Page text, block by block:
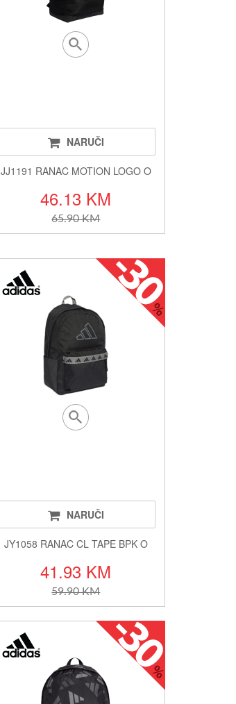
NARUČI
JJ1191 RANAC MOTION LOGO O
46.13 KM
65.90 KM
NARUČI
JY1058 RANAC CL TAPE BPK O
41.93 KM
59.90 KM